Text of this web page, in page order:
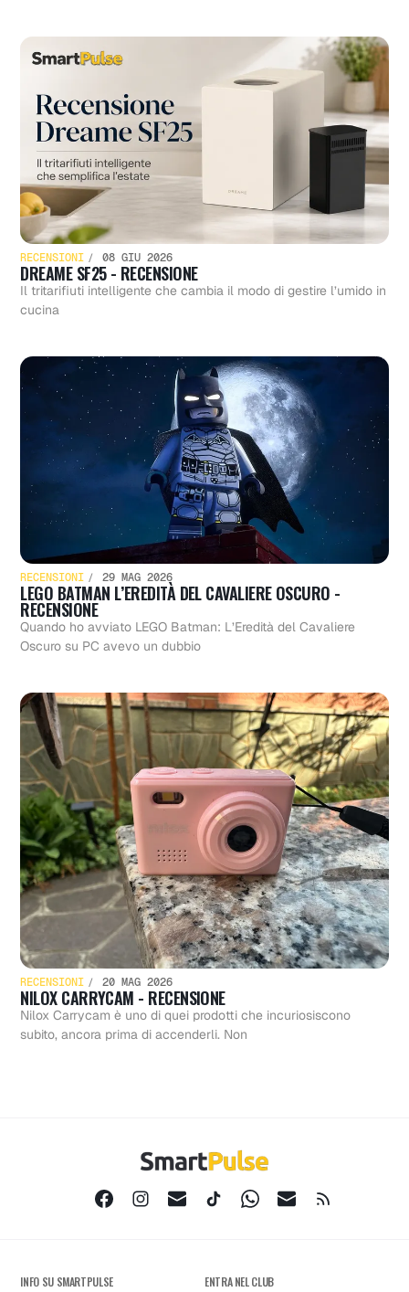
RECENSIONI 08 GIU 2026
DREAME SF25 - RECENSIONE
Il tritarifiuti intelligente che cambia il modo di gestire l’umido in
cucina
RECENSIONI 29 MAG 2026
LEGO BATMAN L’EREDITÀ DEL CAVALIERE OSCURO -
RECENSIONE
Quando ho avviato LEGO Batman: L’Eredità del Cavaliere
Oscuro su PC avevo un dubbio
RECENSIONI 20 MAG 2026
NILOX CARRYCAM - RECENSIONE
Nilox Carrycam è uno di quei prodotti che incuriosiscono
subito, ancora prima di accenderli. Non
INFO SU SMARTPULSE ENTRA NEL CLUB